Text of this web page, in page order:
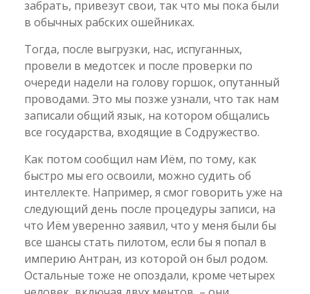
забрать, привезут свои, так что мы пока были
в обычных рабских ошейниках.
Тогда, после выгрузки, нас, испуганных,
провели в медотсек и после проверки по
очереди надели на голову горшок, опутанный
проводами. Это мы позже узнали, что так нам
записали общий язык, на котором общались
все государства, входящие в Содружество.
Как потом сообщил нам Иём, по тому, как
быстро мы его освоили, можно судить об
интеллекте. Например, я смог говорить уже на
следующий день после процедуры записи, на
что Иём уверенно заявил, что у меня были бы
все шансы стать пилотом, если бы я попал в
империю Антран, из которой он был родом.
Остальные тоже не опоздали, кроме четырех